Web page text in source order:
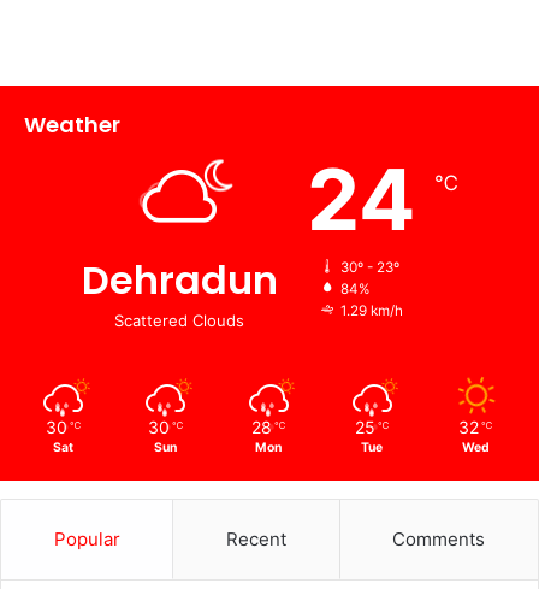
Weather
Dehradun
Scattered Clouds
24 ℃
30º - 23º
84%
1.29 km/h
30 ℃
Sat
30 ℃
Sun
28 ℃
Mon
25 ℃
Tue
32 ℃
Wed
Popular Recent Comments